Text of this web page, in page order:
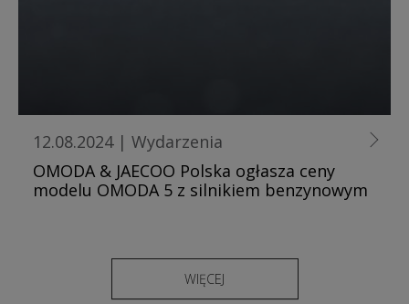
12.08.2024 | Wydarzenia
OMODA & JAECOO Polska ogłasza ceny
modelu OMODA 5 z silnikiem benzynowym
WIĘCEJ